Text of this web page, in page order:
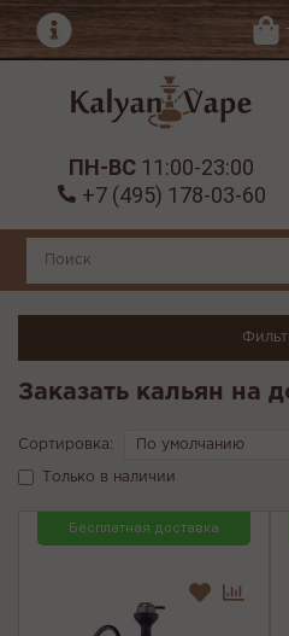
ПН-ВС 11:00-23:00
+7 (495) 178-03-60
Заказать кальян на
Сортировка:
Только в наличии
Бесплатная доставка